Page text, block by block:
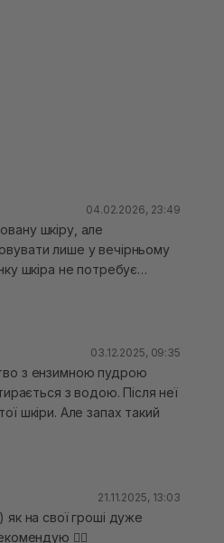
04.02.2026, 23:49
шкіру, але
лише у вечірньому
шкіра не потребує
Невеликий мінус
може трошки пекти
не змити відразу ж.
03.12.2025, 09:35
з ензимною пудрою
з водою. Після неї
шкіри. Але запах такий
21.11.2025, 13:03
на свої гроші дуже
👌🏻